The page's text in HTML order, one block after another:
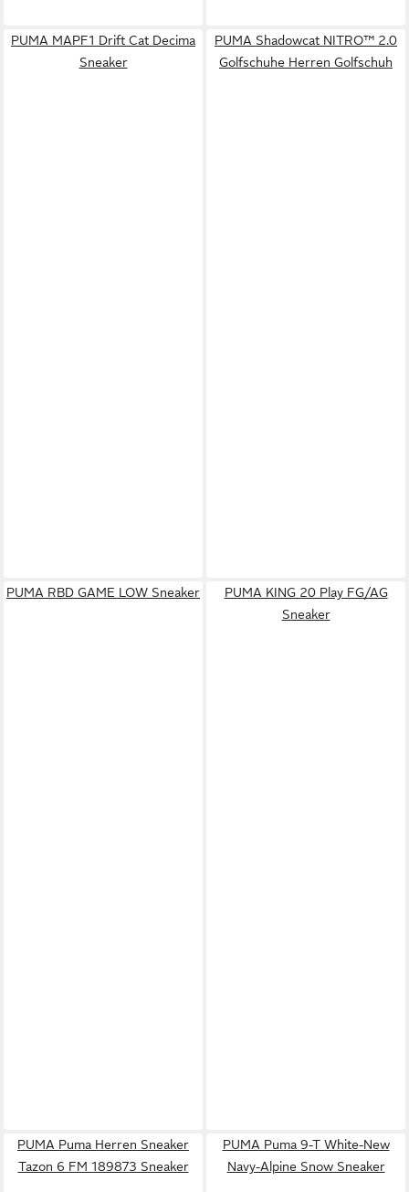
PUMA MAPF1 Drift Cat Decima
Sneaker
PUMA Shadowcat NITRO™ 2.0
Golfschuhe Herren Golfschuh
PUMA RBD GAME LOW Sneaker
PUMA KING 20 Play FG/AG
Sneaker
PUMA Puma Herren Sneaker
Tazon 6 FM 189873 Sneaker
PUMA Puma 9-T White-New
Navy-Alpine Snow Sneaker